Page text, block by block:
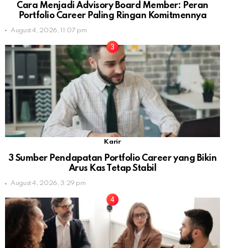
Cara Menjadi Advisory Board Member: Peran
Portfolio Career Paling Ringan Komitmennya
August 4, 2026, 11:07 pm
Karir
3 Sumber Pendapatan Portfolio Career yang Bikin
Arus Kas Tetap Stabil
August 4, 2026, 3:29 pm